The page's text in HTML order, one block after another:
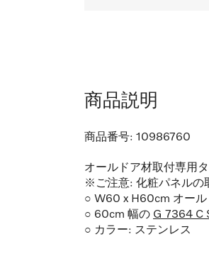
商品説明
商品番号: 10986760
オールドア材取付専用
※ご注意: 化粧パネルの
○ W60 x H60cm オール
○ 60cm 幅の G 7364 C
○ カラー: ステンレス